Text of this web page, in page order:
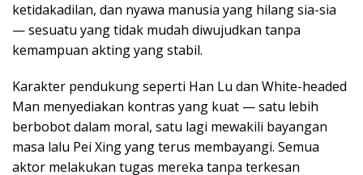
ketidakadilan, dan nyawa manusia yang hilang sia-sia
— sesuatu yang tidak mudah diwujudkan tanpa
kemampuan akting yang stabil.
Karakter pendukung seperti Han Lu dan White-headed
Man menyediakan kontras yang kuat — satu lebih
berbobot dalam moral, satu lagi mewakili bayangan
masa lalu Pei Xing yang terus membayangi. Semua
aktor melakukan tugas mereka tanpa terkesan